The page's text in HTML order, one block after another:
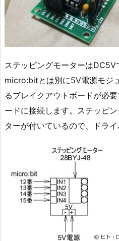
ステッピングモーターはDC5V
micro:bitとは別に5V電源モジ
るブレイクアウトボードが必
ードに接続します。ステッピ
ターが付いているので、ドラ